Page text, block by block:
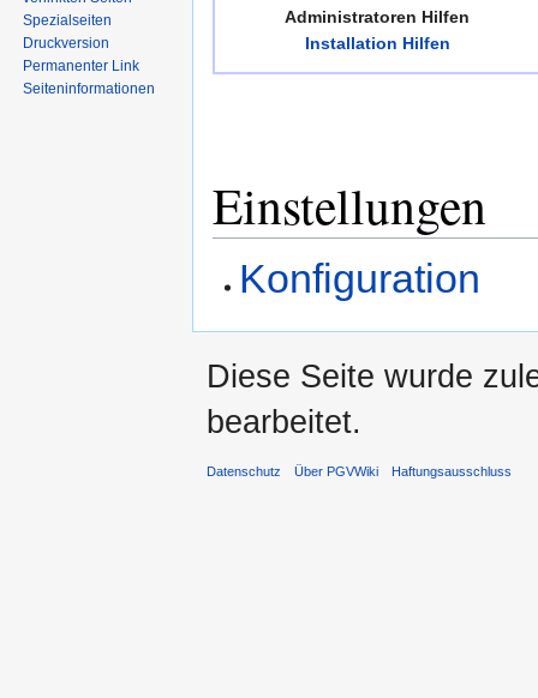
NavigationAdministratoren Hilfen
Installation Hilfen
Einstellungen
Konfiguration
Spezialseiten
Druckversion
Permanenter Link
Seiten­informationen
Diese Seite wurde
bearbeitet.
Datenschutz Über PGVWiki Haftungsausschluss